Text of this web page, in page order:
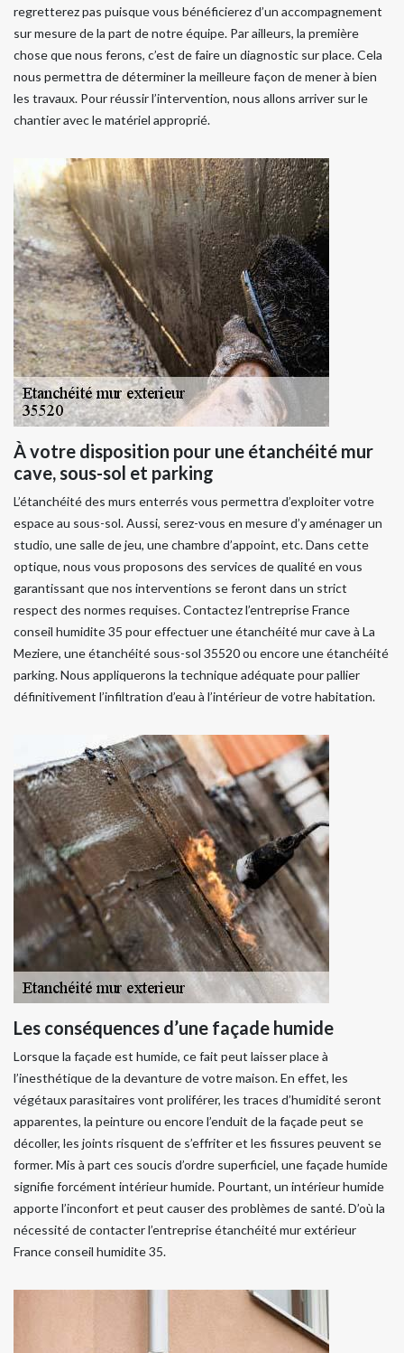
regretterez pas puisque vous bénéficierez d’un accompagnement
sur mesure de la part de notre équipe. Par ailleurs, la première
chose que nous ferons, c’est de faire un diagnostic sur place. Cela
nous permettra de déterminer la meilleure façon de mener à bien
les travaux. Pour réussir l’intervention, nous allons arriver sur le
chantier avec le matériel approprié.
À votre disposition pour une étanchéité mur
cave, sous-sol et parking
L’étanchéité des murs enterrés vous permettra d’exploiter votre
espace au sous-sol. Aussi, serez-vous en mesure d’y aménager un
studio, une salle de jeu, une chambre d’appoint, etc. Dans cette
optique, nous vous proposons des services de qualité en vous
garantissant que nos interventions se feront dans un strict
respect des normes requises. Contactez l’entreprise France
conseil humidite 35 pour effectuer une étanchéité mur cave à La
Meziere, une étanchéité sous-sol 35520 ou encore une étanchéité
parking. Nous appliquerons la technique adéquate pour pallier
définitivement l’infiltration d’eau à l’intérieur de votre habitation.
Les conséquences d’une façade humide
Lorsque la façade est humide, ce fait peut laisser place à
l’inesthétique de la devanture de votre maison. En effet, les
végétaux parasitaires vont proliférer, les traces d’humidité seront
apparentes, la peinture ou encore l’enduit de la façade peut se
décoller, les joints risquent de s’effriter et les fissures peuvent se
former. Mis à part ces soucis d’ordre superficiel, une façade humide
signifie forcément intérieur humide. Pourtant, un intérieur humide
apporte l’inconfort et peut causer des problèmes de santé. D’où la
nécessité de contacter l’entreprise étanchéité mur extérieur
France conseil humidite 35.